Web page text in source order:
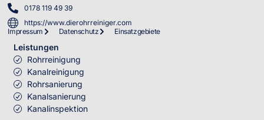
0178 119 49 39
https://www.dierohrreiniger.com
Impressum
Datenschutz Einsatzgebiete
Leistungen
Rohrreinigung
Kanalreinigung
Rohrsanierung
Kanalsanierung
Kanalinspektion